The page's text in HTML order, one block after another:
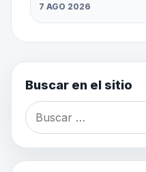
7 AGO 2026
Buscar en el sitio